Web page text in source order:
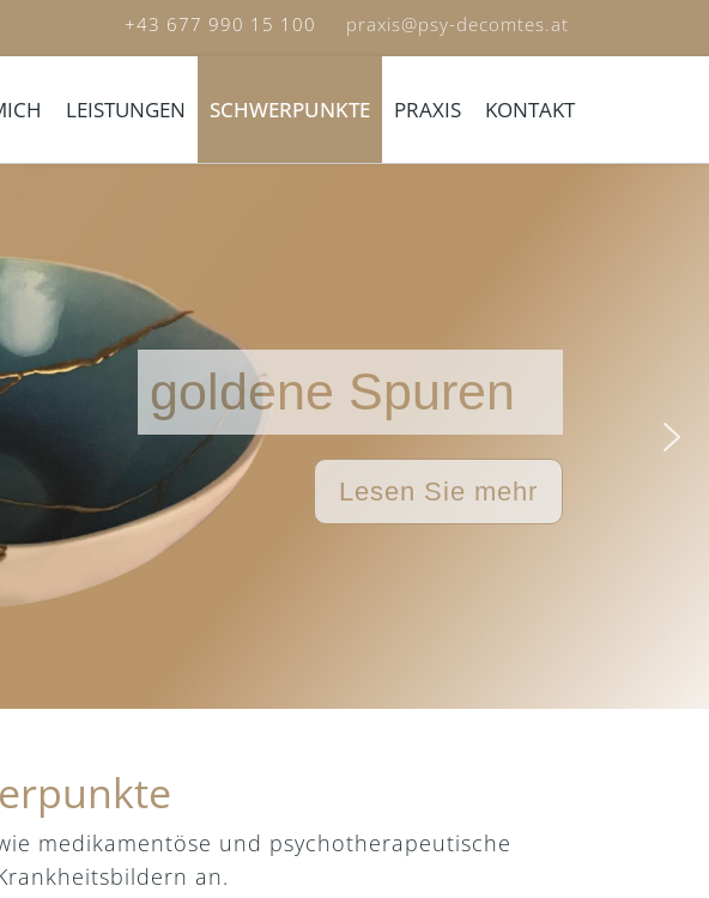
+43 677 990 15 100 praxis@psy-decomtes.at
LEISTUNGEN SCHWERPUNKTE PRAXIS KONTAKT
goldene Spuren
Lesen Sie mehr
medikamentöse und psychotherapeutische
an.